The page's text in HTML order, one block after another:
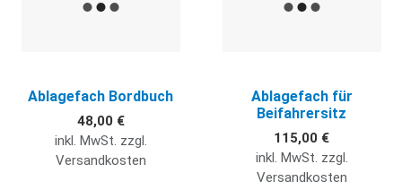
Ablagefach Bordbuch
48,00 €
inkl. MwSt. zzgl.
Versandkosten
Ablagefach für
Beifahrersitz
115,00 €
inkl. MwSt. zzgl.
Versandkosten